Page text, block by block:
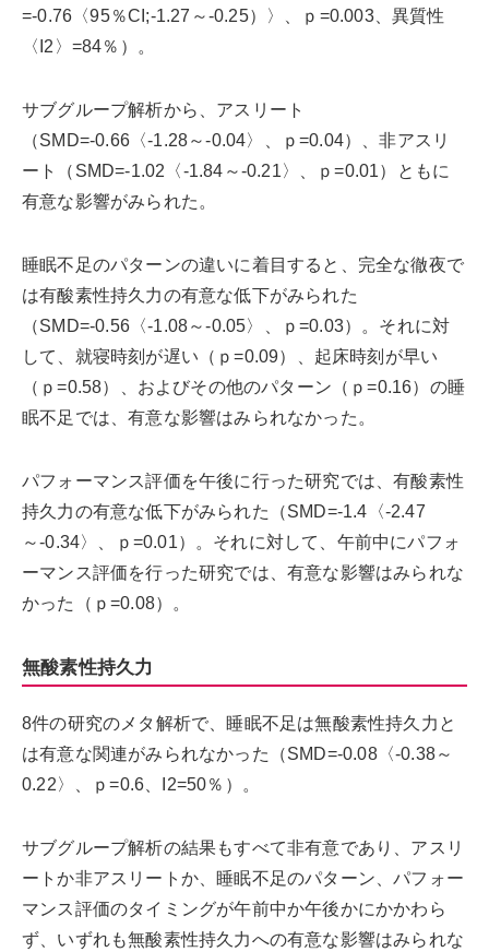
=-0.76〈95％CI;-1.27～-0.25）〉、ｐ=0.003、異質性
〈I2〉=84％）。
サブグループ解析から、アスリート
（SMD=-0.66〈-1.28～-0.04〉、ｐ=0.04）、非アスリ
ート（SMD=-1.02〈-1.84～-0.21〉、ｐ=0.01）ともに
有意な影響がみられた。
睡眠不足のパターンの違いに着目すると、完全な徹夜で
は有酸素性持久力の有意な低下がみられた
（SMD=-0.56〈-1.08～-0.05〉、ｐ=0.03）。それに対
して、就寝時刻が遅い（ｐ=0.09）、起床時刻が早い
（ｐ=0.58）、およびその他のパターン（ｐ=0.16）の睡
眠不足では、有意な影響はみられなかった。
パフォーマンス評価を午後に行った研究では、有酸素性
持久力の有意な低下がみられた（SMD=-1.4〈-2.47
～-0.34〉、ｐ=0.01）。それに対して、午前中にパフォ
ーマンス評価を行った研究では、有意な影響はみられな
かった（ｐ=0.08）。
無酸素性持久力
8件の研究のメタ解析で、睡眠不足は無酸素性持久力と
は有意な関連がみられなかった（SMD=-0.08〈-0.38～
0.22〉、ｐ=0.6、I2=50％）。
サブグループ解析の結果もすべて非有意であり、アスリ
ートか非アスリートか、睡眠不足のパターン、パフォー
マンス評価のタイミングが午前中か午後かにかかわら
ず、いずれも無酸素性持久力への有意な影響はみられな